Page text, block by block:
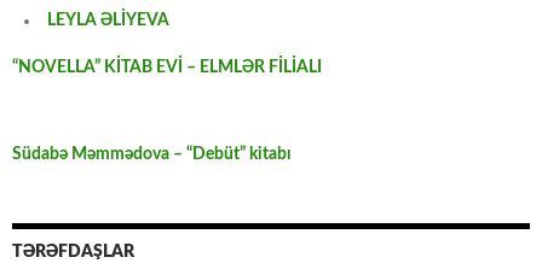
LEYLA ƏLİYEVA
“NOVELLA” KİTAB EVİ – ELMLƏR FİLİALI
Südabə Məmmədova – “Debüt” kitabı
TƏRƏFDAŞLAR